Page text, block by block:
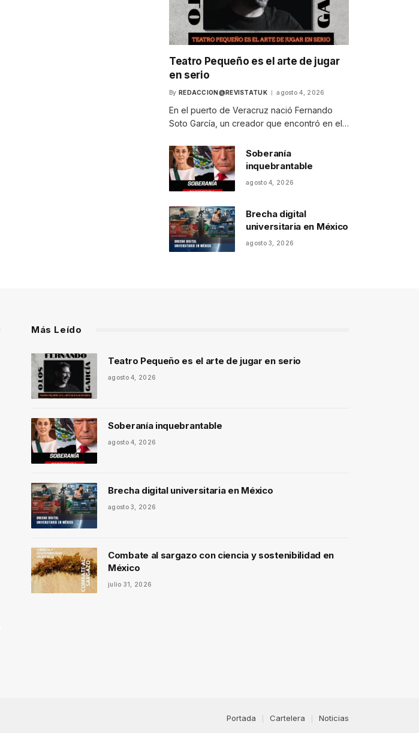
Teatro Pequeño es el arte de jugar
en serio
By REDACCION@REVISTATUK agosto 4, 2026
En el puerto de Veracruz nació Fernando
Soto García, un creador que encontró en el…
Soberanía
inquebrantable
agosto 4, 2026
Brecha digital
universitaria en México
agosto 3, 2026
Más Leído
Teatro Pequeño es el arte de jugar en serio
agosto 4, 2026
Soberanía inquebrantable
agosto 4, 2026
Brecha digital universitaria en México
agosto 3, 2026
Combate al sargazo con ciencia y sostenibilidad en
México
julio 31, 2026
Portada Cartelera Noticias